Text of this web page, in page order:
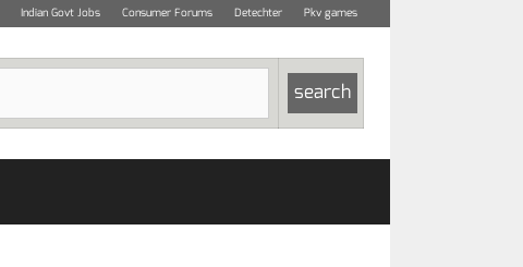
Indian Govt Jobs Consumer Forums Detechter Pkv games